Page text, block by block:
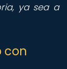
ya sea a
con